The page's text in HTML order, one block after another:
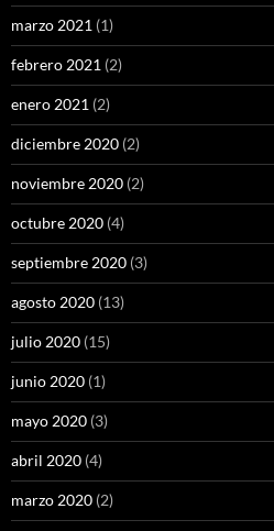
marzo 2021 (1)
febrero 2021 (2)
enero 2021 (2)
diciembre 2020 (2)
noviembre 2020 (2)
octubre 2020 (4)
septiembre 2020 (3)
agosto 2020 (13)
julio 2020 (15)
junio 2020 (1)
mayo 2020 (3)
abril 2020 (4)
marzo 2020 (2)